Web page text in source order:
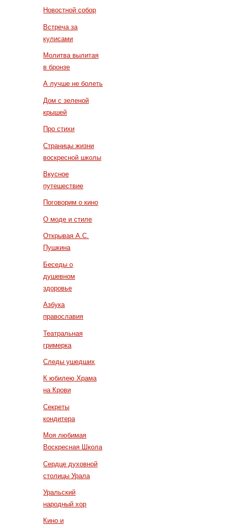
Новостной собор
Встреча за
кулисами
Молитва вылитая
в бронзе
А лучше не болеть
Дом с зеленой
крышей
Про стихи
Страницы жизни
воскресной школы
Вкусное
путешествие
Поговорим о кино
О моде и стиле
Открывая А.С.
Пушкина
Беседы о
душевном
здоровье
Азбука
православия
Театральная
гримерка
Следы ушедших
К юбилею Храма
на Крови
Секреты
кондитера
Моя любимая
Воскресная Школа
Сердце духовной
столицы Урала
Уральский
народный хор
Кино и